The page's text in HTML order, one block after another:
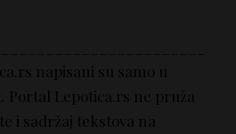
napisani su samo u
Portal Lepotica.rs ne pruža
i sadržaj tekstova na